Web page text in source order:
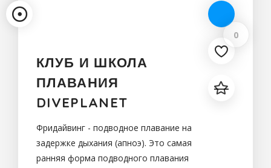
0
КЛУБ И ШКОЛА
ПЛАВАНИЯ
DIVEPLANET
Фридайвинг - подводное плавание на
задержке дыхания (апноэ). Это самая
ранняя форма подводного плавания